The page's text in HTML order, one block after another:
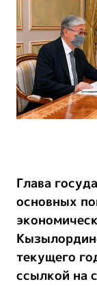
Глава
основных
текущего
ссылкой на